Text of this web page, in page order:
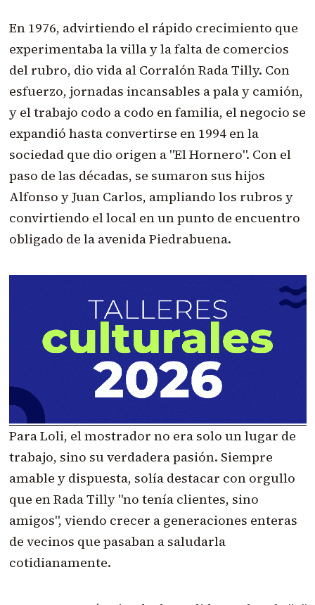
En 1976, advirtiendo el rápido crecimiento que
experimentaba la villa y la falta de comercios
del rubro, dio vida al Corralón Rada Tilly. Con
esfuerzo, jornadas incansables a pala y camión,
y el trabajo codo a codo en familia, el negocio se
expandió hasta convertirse en 1994 en la
sociedad que dio origen a "El Hornero". Con el
paso de las décadas, se sumaron sus hijos
Alfonso y Juan Carlos, ampliando los rubros y
convirtiendo el local en un punto de encuentro
obligado de la avenida Piedrabuena.
Para Loli, el mostrador no era solo un lugar de
trabajo, sino su verdadera pasión. Siempre
amable y dispuesta, solía destacar con orgullo
que en Rada Tilly "no tenía clientes, sino
amigos", viendo crecer a generaciones enteras
de vecinos que pasaban a saludarla
cotidianamente.